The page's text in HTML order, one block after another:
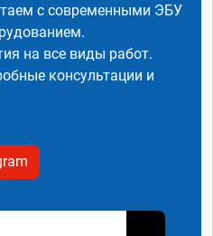
с современными ЭБУ
на все виды работ.
консультации и